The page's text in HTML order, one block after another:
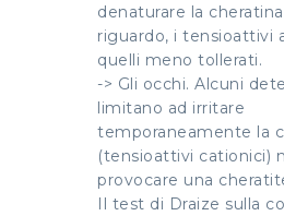
denaturare la
riguardo, i tensioattivi
quelli meno tollerati.
-> Gli occhi. Alcuni
limitano ad irritare
temporaneamente la
(tensioattivi cationici)
provocare una
Il test di Draize sulla